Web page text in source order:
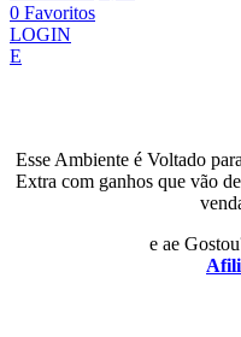
0 Favoritos
LOGIN
E
Esse Ambiente é Voltado
Extra com ganhos que vão
e ae